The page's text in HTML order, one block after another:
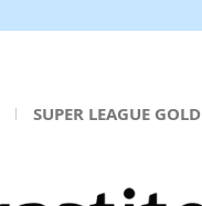
SUPER LEAGUE GOLD